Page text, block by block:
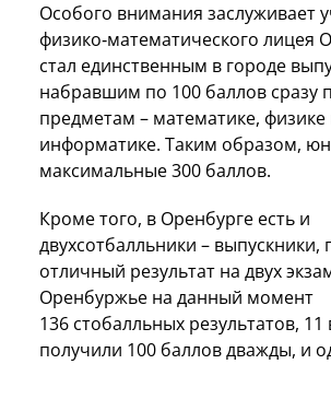
Особого внимания заслуживает
физико‑математического лицея
стал единственным в городе
набравшим по 100 баллов сразу
предметам – математике, физике
информатике. Таким образом,
максимальные 300 баллов.
Кроме того, в Оренбурге есть и
двухсотбалльники – выпускники,
отличный результат на двух
Оренбуржье на данный момент
136 стобалльных результатов,
получили 100 баллов дважды, и